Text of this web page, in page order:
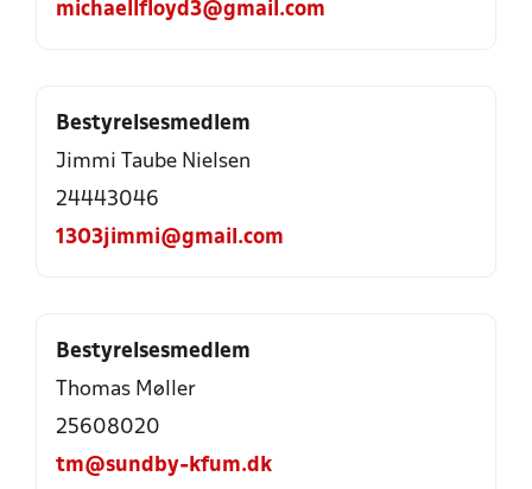
michaellfloyd3@gmail.com
Bestyrelsesmedlem
Jimmi Taube Nielsen
24443046
1303jimmi@gmail.com
Bestyrelsesmedlem
Thomas Møller
25608020
tm@sundby-kfum.dk